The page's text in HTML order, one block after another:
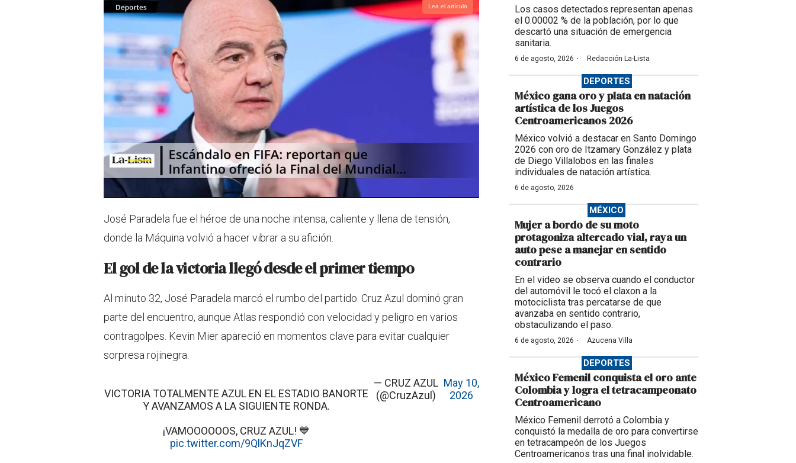
Lea el artículo
José Paradela fue el héroe de una noche intensa, caliente y llena de tensión,
donde la Máquina volvió a hacer vibrar a su afición.
El gol de la victoria llegó desde el primer tiempo
Al minuto 32, José Paradela marcó el rumbo del partido. Cruz Azul dominó gran
parte del encuentro, aunque Atlas respondió con velocidad y peligro en varios
contragolpes. Kevin Mier apareció en momentos clave para evitar cualquier
sorpresa rojinegra.
VICTORIA TOTALMENTE AZUL EN EL ESTADIO BANORTE
Y AVANZAMOS A LA SIGUIENTE RONDA.
¡VAMOOOOOOS, CRUZ AZUL! 💙
pic.twitter.com/9QlKnJqZVF
— CRUZ AZUL
(@CruzAzul)
May 10,
2026
Los casos detectados representan apenas
el 0.00002 % de la población, por lo que
descartó una situación de emergencia
sanitaria.
6 de agosto, 2026 · Redacción La-Lista
DEPORTES
México gana oro y plata en natación
artística de los Juegos
Centroamericanos 2026
México volvió a destacar en Santo Domingo
2026 con oro de Itzamary González y plata
de Diego Villalobos en las finales
individuales de natación artística.
6 de agosto, 2026
MÉXICO
Mujer a bordo de su moto
protagoniza altercado vial, raya un
auto pese a manejar en sentido
contrario
En el video se observa cuando el conductor
del automóvil le tocó el claxon a la
motociclista tras percatarse de que
avanzaba en sentido contrario,
obstaculizando el paso.
6 de agosto, 2026 · Azucena Villa
DEPORTES
México Femenil conquista el oro ante
Colombia y logra el tetracampeonato
Centroamericano
México Femenil derrotó a Colombia y
conquistó la medalla de oro para convertirse
en tetracampeón de los Juegos
Centroamericanos tras una final inolvidable.